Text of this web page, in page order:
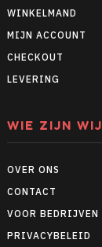
WINKELMAND
MIJN ACCOUNT
CHECKOUT
LEVERING
WIE ZIJN WIJ
OVER ONS
CONTACT
VOOR BEDRIJVEN
PRIVACYBELEID